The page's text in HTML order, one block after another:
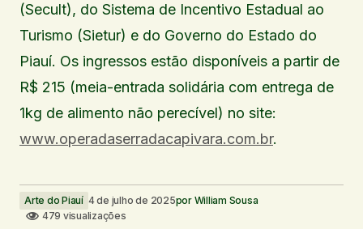
(Secult), do Sistema de Incentivo Estadual ao
Turismo (Sietur) e do Governo do Estado do
Piauí. Os ingressos estão disponíveis a partir de
R$ 215 (meia-entrada solidária com entrega de
1kg de alimento não perecível) no site:
www.operadaserradacapivara.com.br.
Arte do Piauí 4 de julho de 2025por William Sousa
479 visualizações